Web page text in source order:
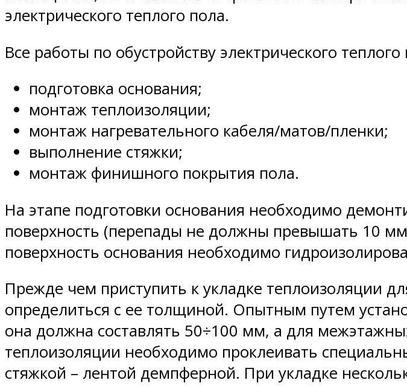
электрического теплого пола.
Все работы по обустройству электрического
подготовка основания;
монтаж теплоизоляции;
монтаж нагревательного кабеля/матов/пленки;
выполнение стяжки;
монтаж финишного покрытия пола.
На этапе подготовки основания необходимо
поверхность (перепады не должны превышать 10
поверхность основания необходимо
Прежде чем приступить к укладке теплоизоляции
определиться с ее толщиной. Опытным путем
она должна составлять 50÷100 мм, а для
теплоизоляции необходимо проклеивать
стяжкой – лентой демпферной. При укладке